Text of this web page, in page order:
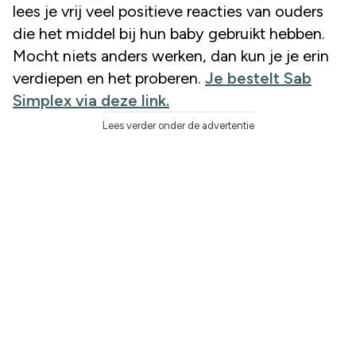
lees je vrij veel positieve reacties van ouders
die het middel bij hun baby gebruikt hebben.
Mocht niets anders werken, dan kun je je erin
verdiepen en het proberen. Je bestelt Sab
Simplex via deze link.
Lees verder onder de advertentie